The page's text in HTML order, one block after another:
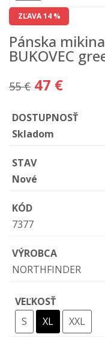
ZĽAVA 14 %
Pánska
BUKOVEC
55 € 47 €
DOSTUPNOSŤ
Skladom
STAV
Nové
KÓD
7377
VÝROBCA
NORTHFINDER
VEĽKOSŤ
S
XL XXL